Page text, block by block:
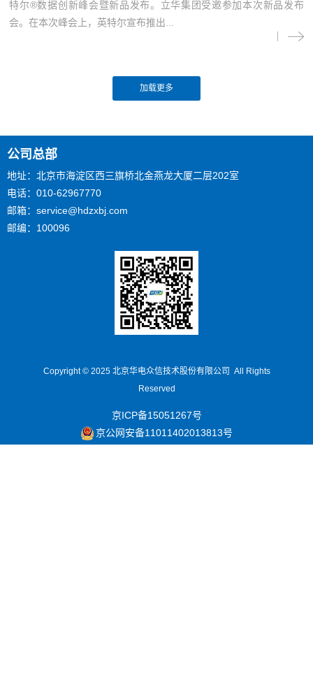
特尔®数据创新峰会暨新品发布。立华集团受邀参加本次新品发布
会。在本次峰会上，英特尔宣布推出...
公司总部
地址：北京市海淀区西三旗桥北金燕龙大厦二层202室
电话：010-62967770
邮箱：service@hdzxbj.com
邮编：100096
Copyright © 2025 北京华电众信技术股份有限公司 All Rights
Reserved
京ICP备15051267号
京公网安备11011402013813号